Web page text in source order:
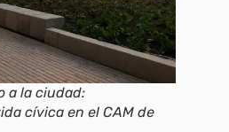
a la ciudad:
cívica en el CAM de